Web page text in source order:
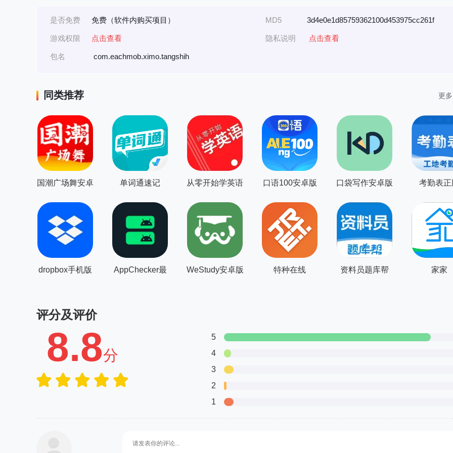
是否免费 免费（软件内购买项目） MD5 3d4e0e1d85759362100d453975cc261f
游戏权限 点击查看 隐私说明 点击查看
包名 com.eachmob.ximo.tangshih
同类推荐 更多
国潮广场舞安卓
版
单词通速记 从零开始学英语 口语100安卓版 口袋写作安卓版 考勤表正
dropbox手机版 AppChecker最 WeStudy安卓版 特种在线 资料员题库帮 家家
评分及评价
8.8分
5
4
3
2
1